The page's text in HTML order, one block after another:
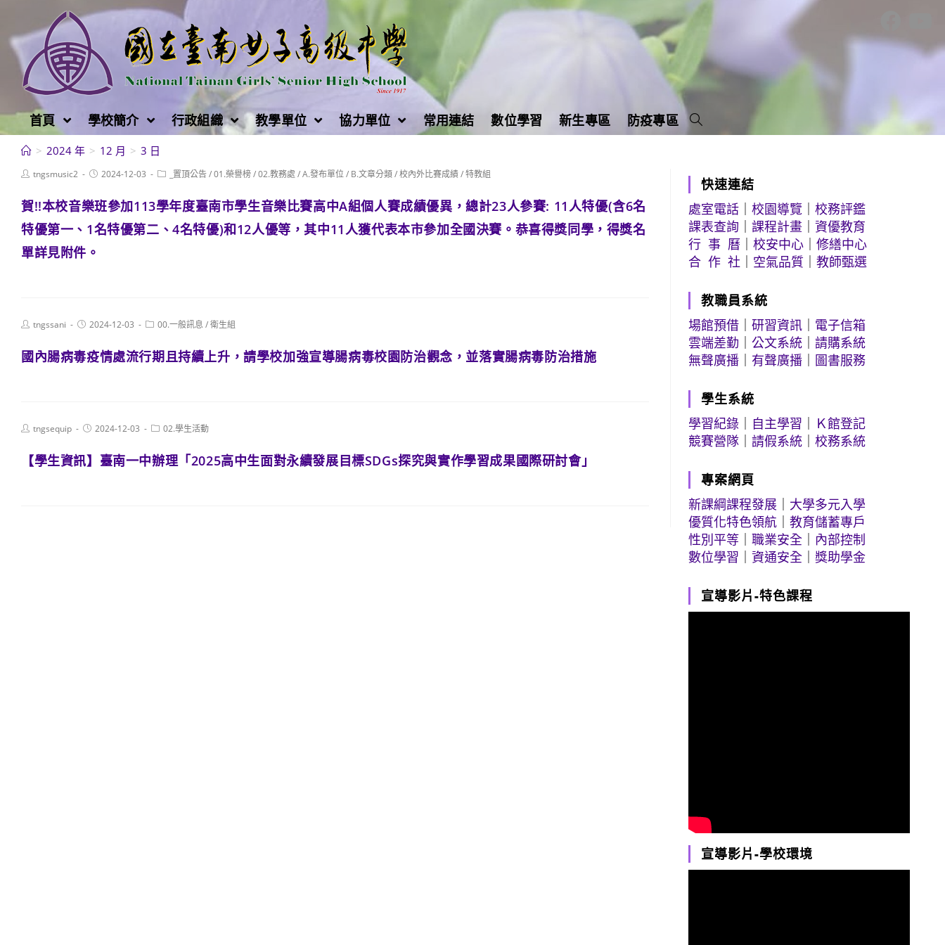
至
容
首頁 學校簡介 行政組織 教學單位 協力單位 常用連結 數位學習 新生專區 防疫專區
> 2024 年 > 12 月 > 3 日
Posttngsmusic2
Post2024-12-03
Post _置頂公告/01.榮譽榜/02.教務處 /A.發布單位/ B.文章分類/校內外比賽成績/特教組
賀!!本校音樂班參加113學年度臺南市學生音樂比賽高中A組個人賽成績優異，總計23人參賽: 11人特優(含6名
特優第一、1名特優第二、4名特優)和12人優等，其中11人獲代表本市參加全國決賽。恭喜得獎同學，得獎名
單詳見附件。
Posttngssani
Post2024-12-03
Post00.一般訊息 /衛生組
國內腸病毒疫情處流行期且持續上升，請學校加強宣導腸病毒校園防治觀念，並落實腸病毒防治措施
Posttngsequip
Post2024-12-03
Post02.學生活動
【學生資訊】臺南一中辦理「2025高中生面對永續發展目標SDGs探究與實作學習成果國際研討會」
快速連結
處室電話 ｜校園導覽 ｜校務評鑑
課表查詢 ｜課程計畫 ｜資優教育
行 事 曆 ｜校安中心 ｜修繕中心
合 作 社
空氣品質 ｜教師甄選
教職員系統
場館預借 ｜研習資訊
電子信箱
雲端差勤 ｜公文系統 ｜請購系統
無聲廣播
有聲廣播 圖書服務
學生系統
學習紀錄
自主學習
Ｋ館登記
競賽營隊 ｜請假系統 ｜校務系統
專案網頁
新課綱課程發展
大學多元入學
優質化特色領航 ｜教育儲蓄專戶
性別平等 ｜職業安全
內部控制
數位學習 ｜資通安全 ｜獎助學金
宣導影片-特色課程
宣導影片-學校環境